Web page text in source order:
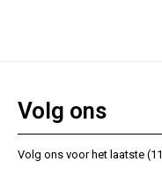
Volg ons
Volg ons voor het laatste